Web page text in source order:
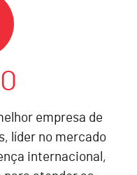
empresa de
líder no mercado
internacional,